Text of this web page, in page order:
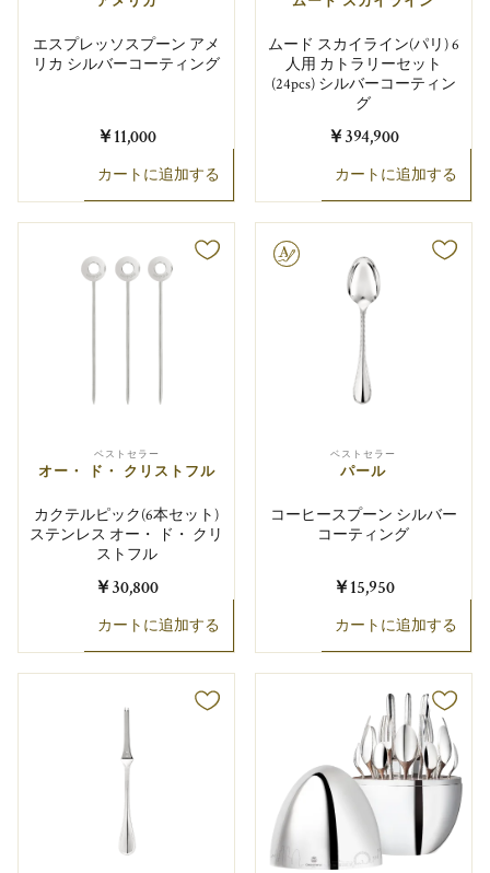
エスプレッソスプーン アメ
リカ シルバーコーティング
￥11,000
カートに追加する
ムード スカイライン(パリ) 6
人用 カトラリーセット
(24pcs) シルバーコーティン
グ
￥394,900
カートに追加する
ベストセラー
オー・ ド・ クリストフル
カクテルピック(6本セット)
ステンレス オー・ ド・ クリ
ストフル
￥30,800
カートに追加する
文字彫り可能
ベストセラー
パール
コーヒースプーン シルバー
コーティング
￥15,950
カートに追加する